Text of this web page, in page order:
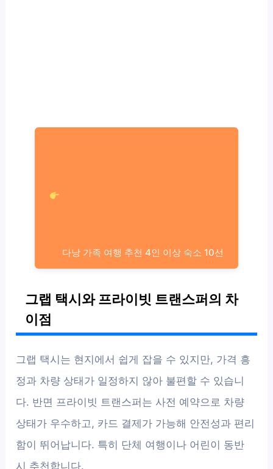
다낭 가족 여행 추천 4인 이상 숙소 10선
그랩 택시와 프라이빗 트랜스퍼의 차
이점
그랩 택시는 현지에서 쉽게 잡을 수 있지만, 가격 흥
정과 차량 상태가 일정하지 않아 불편할 수 있습니
다. 반면 프라이빗 트랜스퍼는 사전 예약으로 차량
상태가 우수하고, 카드 결제가 가능해 안전성과 편리
함이 뛰어납니다. 특히 단체 여행이나 어린이 동반
시 추천합니다.